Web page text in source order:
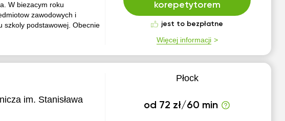
W biezacym roku
zawodowych i
szkoly podstawowej. Obecnie
korepetytorem
jest to bezpłatne
Więcej informacji
im. Stanisława
Płock
od 72 zł/60 min